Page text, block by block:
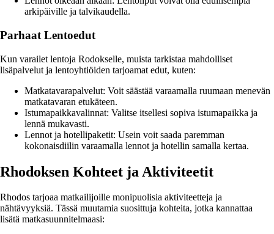
arkipäiville ja talvikaudella.
Parhaat Lentoedut
Kun varailet lentoja Rodokselle, muista tarkistaa mahdolliset
lisäpalvelut ja lentoyhtiöiden tarjoamat edut, kuten:
Matkatavarapalvelut: Voit säästää varaamalla ruumaan menevän
matkatavaran etukäteen.
Istumapaikkavalinnat: Valitse itsellesi sopiva istumapaikka ja
lennä mukavasti.
Lennot ja hotellipaketit: Usein voit saada paremman
kokonaisdiilin varaamalla lennot ja hotellin samalla kertaa.
Rhodoksen Kohteet ja Aktiviteetit
Rhodos tarjoaa matkailijoille monipuolisia aktiviteetteja ja
nähtävyyksiä. Tässä muutamia suosittuja kohteita, jotka kannattaa
lisätä matkasuunnitelmaasi: